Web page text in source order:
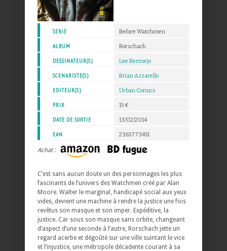
SERIE Before Watchmen
ALBUM Rorschach
DESSINATEUR(S) Lee Bermejo
SCENARISTE(S) Brian Azzarello
EDITEUR(S) Urban Comics
PRIX 15 €
DATE DE SORTIE 13/02/2014
EAN 2365773451
Achat :
C’est sans aucun doute un des personnages les plus
fascinants de l’univers des Watchmen créé par Alan
Moore. Walter le marginal, handicapé social aux yeux
vides, devient une machine à rendre la justice une fois
revêtus son masque et son imper. Expéditive, la
justice. Car sous son masque sans orbite, changeant
d’aspect d’une seconde à l’autre, Rorschach jette un
regard acerbe et dégoûté sur une ville suintant le vice
et l’injustice, une métropole décadente courant à sa